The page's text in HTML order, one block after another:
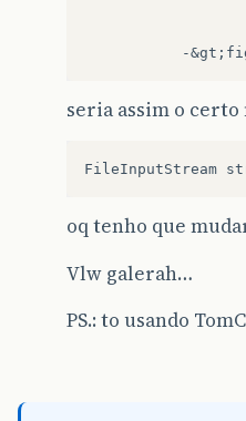
seria assim o
oq tenho que
Vlw galerah…
PS.: to usando